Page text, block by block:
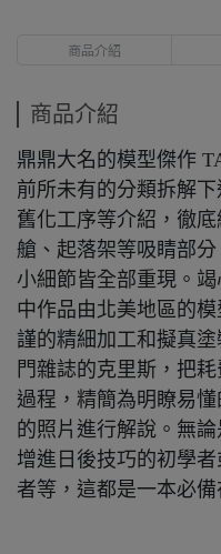
商品介紹
商品介紹
鼎鼎大名的模型傑作
前所未有的分類拆解
舊化工序等介紹，徹
艙、起落架等吸睛部
小細節皆全部重現。
中作品由北美地區的
謹的精細加工和擬真
門雜誌的克里斯，把
過程，精簡為明瞭易
的照片進行解說。無
增進日後技巧的初學
者等，這都是一本必備